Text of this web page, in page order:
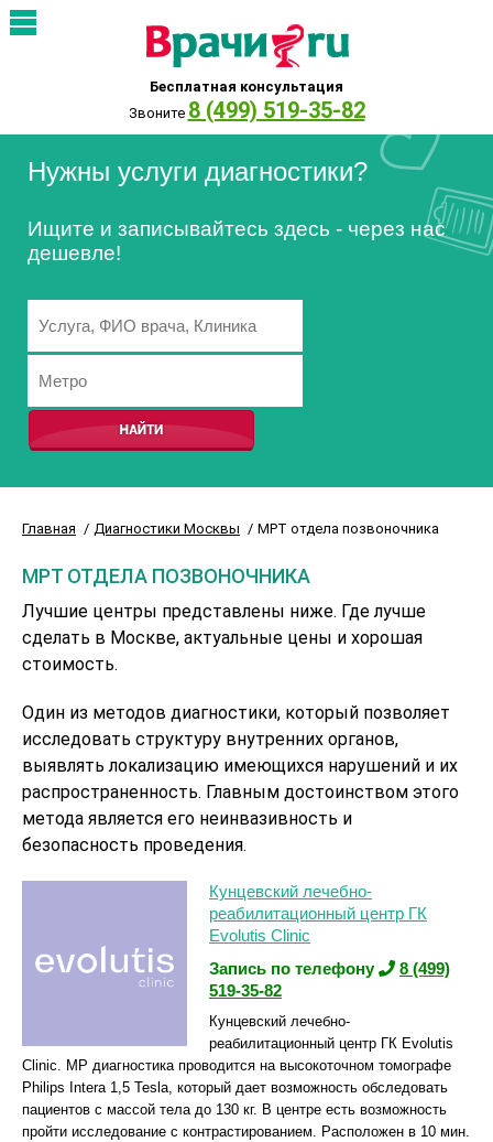
Бесплатная консультация
Звоните 8 (499) 519-35-82
Нужны услуги диагностики?
Ищите и записывайтесь здесь - через нас
дешевле!
Главная Диагностики Москвы МРТ отдела позвоночника
МРТ ОТДЕЛА ПОЗВОНОЧНИКА
Лучшие центры представлены ниже. Где лучше
сделать в Москве, актуальные цены и хорошая
стоимость.
Один из методов диагностики, который позволяет
исследовать структуру внутренних органов,
выявлять локализацию имеющихся нарушений и их
распространенность. Главным достоинством этого
метода является его неинвазивность и
безопасность проведения.
Кунцевский лечебно-
реабилитационный центр ГК
Evolutis Clinic
Запись по телефону
8 (499)
519-35-82
Кунцевский лечебно-
реабилитационный центр ГК Evolutis
Clinic. МР диагностика проводится на высокоточном томографе
Philips Intera 1,5 Tesla, который дает возможность обследовать
пациентов с массой тела до 130 кг. В центре есть возможность
пройти исследование с контрастированием. Расположен в 10 мин.